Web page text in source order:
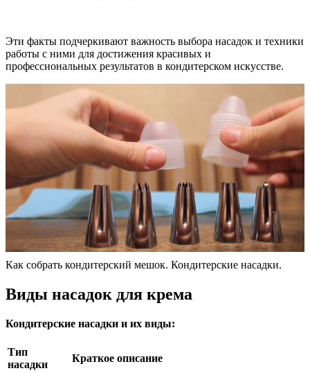
Эти факты подчеркивают важность выбора насадок и техники
работы с ними для достижения красивых и
профессиональных результатов в кондитерском искусстве.
Как собрать кондитерский мешок. Кондитерские насадки.
Виды насадок для крема
Кондитерские насадки и их виды:
Тип
насадки
Краткое описание